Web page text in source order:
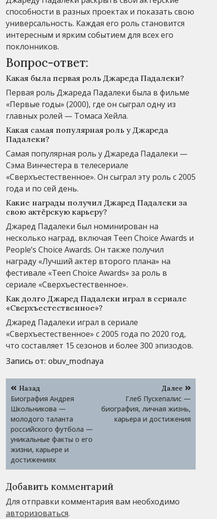
способности в разных проектах и показать свою
универсальность. Каждая его роль становится
интересным и ярким событием для всех его
поклонников.
Вопрос-ответ:
Какая была первая роль Джареда Падалеки?
Первая роль Джареда Падалеки была в фильме
«Первые годы» (2000), где он сыграл одну из
главных ролей — Томаса Хейла.
Какая самая популярная роль у Джареда
Падалеки?
Самая популярная роль у Джареда Падалеки —
Сэма Винчестера в телесериале
«Сверхъестественное». Он сыграл эту роль с 2005
года и по сей день.
Какие награды получил Джаред Падалеки за
свою актёрскую карьеру?
Джаред Падалеки был номинирован на
несколько наград, включая Teen Choice Awards и
People’s Choice Awards. Он также получил
награду «Лучший актер второго плана» на
фестивале «Teen Choice Awards» за роль в
сериале «Сверхъестественное».
Как долго Джаред Падалеки играл в сериале
«Сверхъестественное»?
Джаред Падалеки играл в сериале
«Сверхъестественное» с 2005 года по 2020 год,
что составляет 15 сезонов и более 300 эпизодов.
Запись от: obuv_modnaya
Навигация
по
записям
Назад
Биография Андрея
Школьникова —
молодого таланта
российского футбола —
уникальные факты о его
жизни, карьере и
достижениях
Далее
Глеб Пускепалис —
биография, личная жизнь,
карьера и достижения
Добавить комментарий
Для отправки комментария вам необходимо
авторизоваться.